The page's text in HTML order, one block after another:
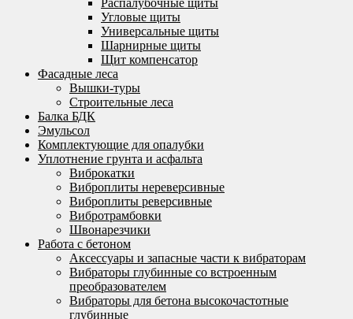
Распалубочные щиты
Угловые щиты
Универсальные щиты
Шарнирные щиты
Щит компенсатор
Фасадные леса
Вышки-туры
Строительные леса
Балка БДК
Эмульсол
Комплектующие для опалубки
Уплотнение грунта и асфальта
Виброкатки
Виброплиты нереверсивные
Виброплиты реверсивные
Вибротрамбовки
Швонарезчики
Работа с бетоном
Аксессуары и запасные части к вибраторам
Вибраторы глубинные со встроенным
преобразователем
Вибраторы для бетона высокочастотные
глубинные